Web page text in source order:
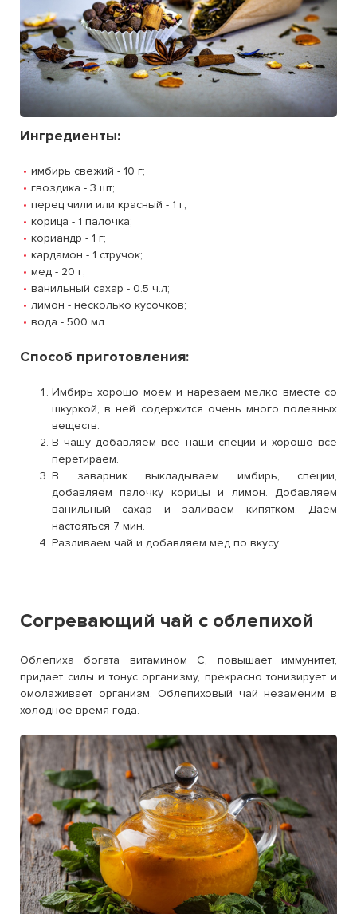
Ингредиенты:
имбирь свежий - 10 г;
гвоздика - 3 шт;
перец чили или красный - 1 г;
корица - 1 палочка;
кориандр - 1 г;
кардамон - 1 стручок;
мед - 20 г;
ванильный сахар - 0.5 ч.л;
лимон - несколько кусочков;
вода - 500 мл.
Способ приготовления:
Имбирь хорошо моем и нарезаем мелко вместе со
шкуркой, в ней содержится очень много полезных
веществ.
В чашу добавляем все наши специи и хорошо все
перетираем.
В заварник выкладываем имбирь, специи,
добавляем палочку корицы и лимон. Добавляем
ванильный сахар и заливаем кипятком. Даем
настояться 7 мин.
Разливаем чай и добавляем мед по вкусу.
Согревающий чай с облепихой
Облепиха богата витамином С, повышает иммунитет,
придает силы и тонус организму, прекрасно тонизирует и
омолаживает организм. Облепиховый чай незаменим в
холодное время года.